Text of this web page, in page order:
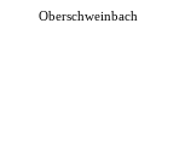
Oberschweinbach